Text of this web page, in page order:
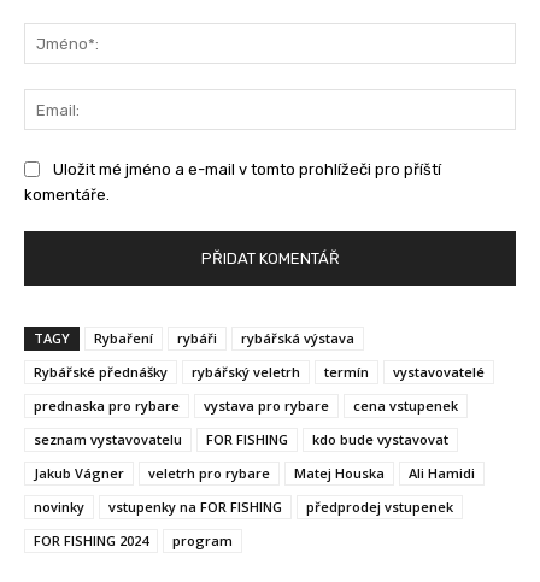
Uložit mé jméno a e-mail v tomto prohlížeči pro příští
komentáře.
TAGY Rybaření rybáři
rybářská výstava
Rybářské přednášky
rybářský veletrh termín
vystavovatelé
prednaska pro rybare
vystava pro rybare
cena vstupenek
seznam vystavovatelu
FOR FISHING
kdo bude vystavovat
Jakub Vágner
veletrh pro rybare Matej Houska
Ali Hamidi
novinky
vstupenky na FOR FISHING
předprodej vstupenek
FOR FISHING 2024
program